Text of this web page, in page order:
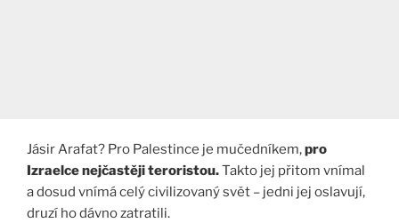
Jásir Arafat? Pro Palestince je mučedníkem,pro
Izraelce nejčastěji teroristou.Takto jej přitom vnímal
a dosud vnímá celý civilizovaný svět – jedni jej oslavují,
druzí ho dávno zatratili.